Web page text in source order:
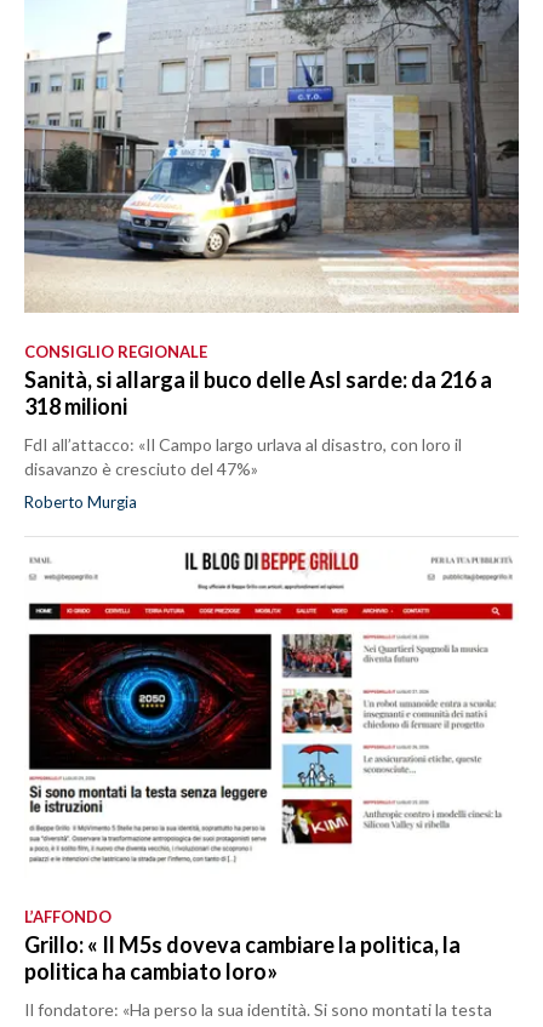
CONSIGLIO REGIONALE
Sanità, si allarga il buco delle Asl sarde: da 216 a
318 milioni
FdI all’attacco: «Il Campo largo urlava al disastro, con loro il
disavanzo è cresciuto del 47%»
Roberto Murgia
L’AFFONDO
Grillo: « Il M5s doveva cambiare la politica, la
politica ha cambiato loro»
Il fondatore: «Ha perso la sua identità. Si sono montati la testa